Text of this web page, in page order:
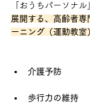
「おうちパーソナル
展開する、高齢者
ーニング（運動教室
介護予防
歩行力の維持